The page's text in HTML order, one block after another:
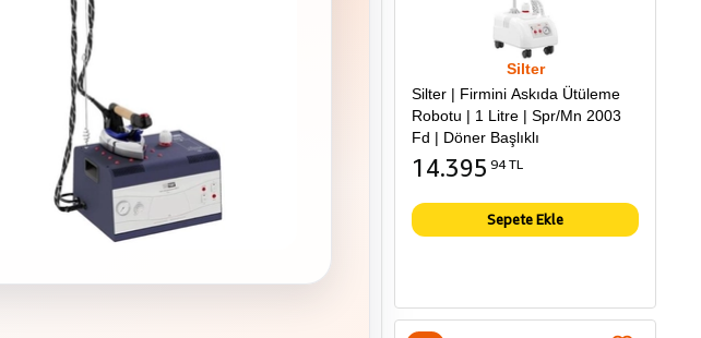
Silter
Silter | Firmini Askıda Ütüleme
Robotu | 1 Litre | Spr/Mn 2003
Fd | Döner Başlıklı
14.395 94 TL
Sepete Ekle